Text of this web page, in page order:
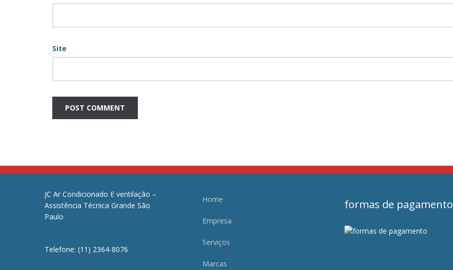
Site
JC Ar Condicionado E ventilação –
Assistência Técnica Grande São
Paulo
Telefone: (11) 2364-8076
Home
Empresa
Serviços
Marcas
formas de pagamento